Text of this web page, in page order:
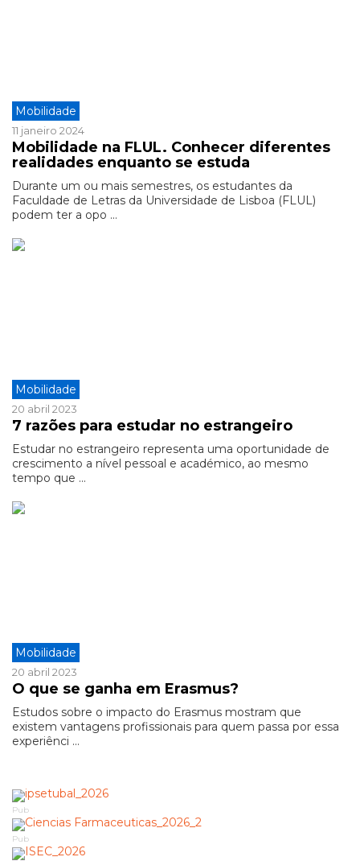
Mobilidade
11 janeiro 2024
Mobilidade na FLUL. Conhecer diferentes
realidades enquanto se estuda
Durante um ou mais semestres, os estudantes da
Faculdade de Letras da Universidade de Lisboa (FLUL)
podem ter a opo ...
Mobilidade
20 abril 2023
7 razões para estudar no estrangeiro
Estudar no estrangeiro representa uma oportunidade de
crescimento a nível pessoal e académico, ao mesmo
tempo que ...
Mobilidade
20 abril 2023
O que se ganha em Erasmus?
Estudos sobre o impacto do Erasmus mostram que
existem vantagens profissionais para quem passa por essa
experiênci ...
Pub
Pub